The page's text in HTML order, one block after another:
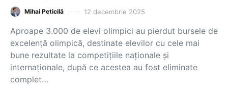
Mihai Peticilă 12 decembrie 2025
Aproape 3.000 de elevi olimpici au pierdut bursele de
excelență olimpică, destinate elevilor cu cele mai
bune rezultate la competițiile naționale și
internaționale, după ce acestea au fost eliminate
complet…